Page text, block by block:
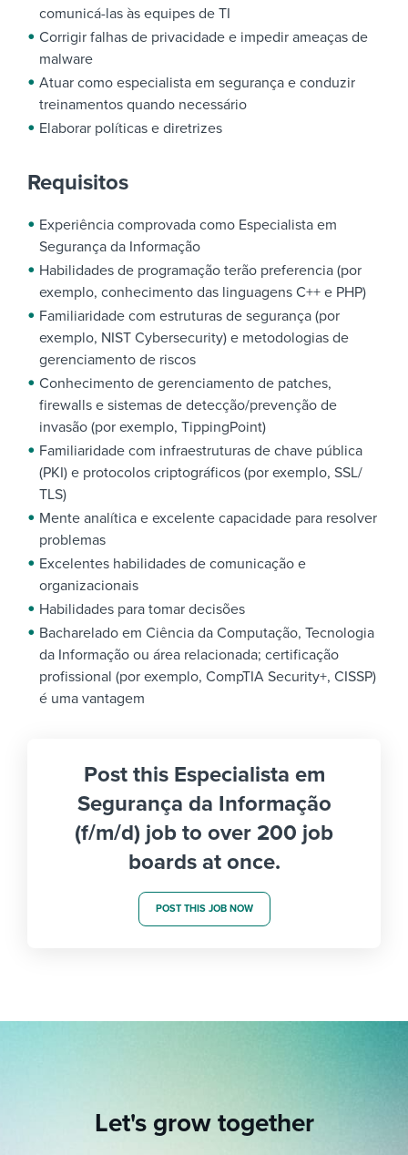
comunicá-las às equipes de TI
Corrigir falhas de privacidade e impedir ameaças de
malware
Atuar como especialista em segurança e conduzir
treinamentos quando necessário
Elaborar políticas e diretrizes
Requisitos
Experiência comprovada como Especialista em
Segurança da Informação
Habilidades de programação terão preferencia (por
exemplo, conhecimento das linguagens C++ e PHP)
Familiaridade com estruturas de segurança (por
exemplo, NIST Cybersecurity) e metodologias de
gerenciamento de riscos
Conhecimento de gerenciamento de patches,
firewalls e sistemas de detecção/prevenção de
invasão (por exemplo, TippingPoint)
Familiaridade com infraestruturas de chave pública
(PKI) e protocolos criptográficos (por exemplo, SSL/
TLS)
Mente analítica e excelente capacidade para resolver
problemas
Excelentes habilidades de comunicação e
organizacionais
Habilidades para tomar decisões
Bacharelado em Ciência da Computação, Tecnologia
da Informação ou área relacionada; certificação
profissional (por exemplo, CompTIA Security+, CISSP)
é uma vantagem
Post this Especialista em
Segurança da Informação
(f/m/d) job to over 200 job
boards at once.
POST THIS JOB NOW
Let's grow together